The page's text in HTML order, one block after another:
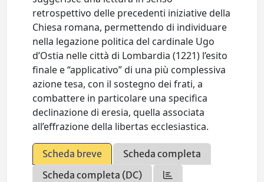
retrospettivo delle precedenti iniziative della
Chiesa romana, permettendo di individuare
nella legazione politica del cardinale Ugo
d’Ostia nelle città di Lombardia (1221) l’esito
finale e “applicativo” di una più complessiva
azione tesa, con il sostegno dei frati, a
combattere in particolare una specifica
declinazione di eresia, quella associata
all’effrazione della libertas ecclesiastica.
Scheda breve
Scheda completa
Scheda completa (DC)